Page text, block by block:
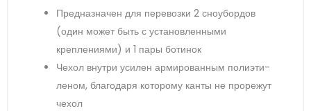
Предназначен для перевозки 2 сноубордов
(один может быть с установленными
креплениями) и 1 пары ботинок
Че­хол внут­ри уси­лен ар­ми­рован­ным по­ли­эти­
леном, бла­года­ря ко­торо­му кан­ты не про­режут
че­хол